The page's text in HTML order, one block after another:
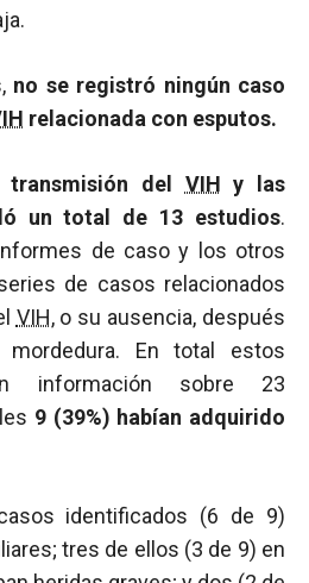
no se registró ningún caso
relacionada con esputos.
del VIH y las
un total de 13 estudios.
de caso y los otros
de casos relacionados
VIH, o su ausencia, después
En total estos
información sobre 23
9 (39%) habían adquirido
identificados (6 de 9)
tres de ellos (3 de 9) en